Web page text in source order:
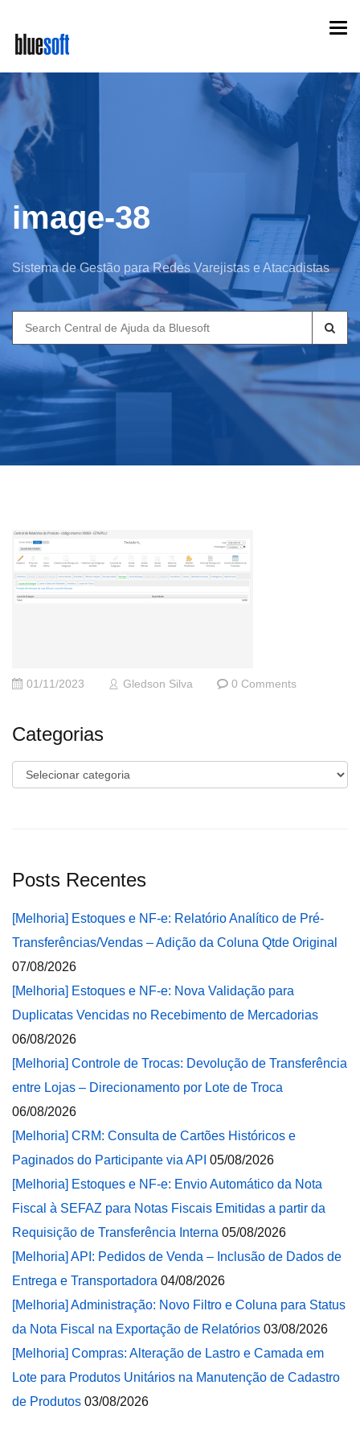
main
content
image-38
Sistema de Gestão para Redes Varejistas e Atacadistas
Search
for:
01/11/2023 Gledson Silva 0 Comments
Categorias
Categorias
Posts Recentes
[Melhoria] Estoques e NF-e: Relatório Analítico de Pré-
Transferências/Vendas – Adição da Coluna Qtde Original
07/08/2026
[Melhoria] Estoques e NF-e: Nova Validação para
Duplicatas Vencidas no Recebimento de Mercadorias
06/08/2026
[Melhoria] Controle de Trocas: Devolução de Transferência
entre Lojas – Direcionamento por Lote de Troca
06/08/2026
[Melhoria] CRM: Consulta de Cartões Históricos e
Paginados do Participante via API 05/08/2026
[Melhoria] Estoques e NF-e: Envio Automático da Nota
Fiscal à SEFAZ para Notas Fiscais Emitidas a partir da
Requisição de Transferência Interna 05/08/2026
[Melhoria] API: Pedidos de Venda – Inclusão de Dados de
Entrega e Transportadora 04/08/2026
[Melhoria] Administração: Novo Filtro e Coluna para Status
da Nota Fiscal na Exportação de Relatórios 03/08/2026
[Melhoria] Compras: Alteração de Lastro e Camada em
Lote para Produtos Unitários na Manutenção de Cadastro
de Produtos 03/08/2026